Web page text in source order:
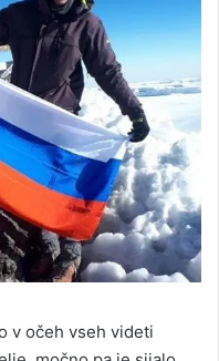
v očeh vseh videti